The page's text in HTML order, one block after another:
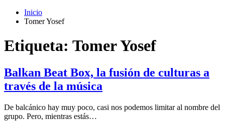
Inicio
Tomer Yosef
Etiqueta: Tomer Yosef
Balkan Beat Box, la fusión de culturas a
través de la música
De balcánico hay muy poco, casi nos podemos limitar al nombre del
grupo. Pero, mientras estás…